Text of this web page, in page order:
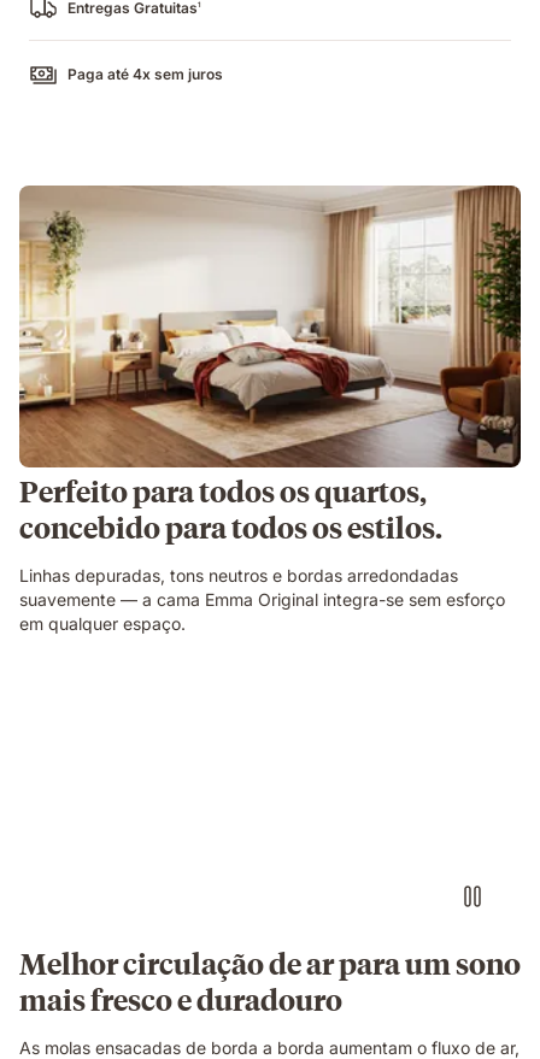
Entregas Gratuitas1
Paga até 4x sem juros
Perfeito para todos os quartos,
concebido para todos os estilos.
Linhas depuradas, tons neutros e bordas arredondadas
suavemente — a cama Emma Original integra-se sem esforço
em qualquer espaço.
Melhor circulação de ar para um sono
mais fresco e duradouro
As molas ensacadas de borda a borda aumentam o fluxo de ar,